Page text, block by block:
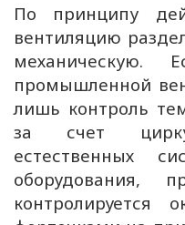
По принципу
вентиляцию
механическую.
промышленной
лишь контроль
за счет
естественных
оборудования,
контролируется